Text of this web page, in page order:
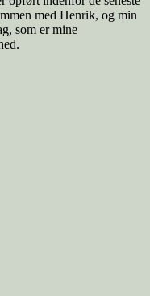
med Henrik, og min
som er mine